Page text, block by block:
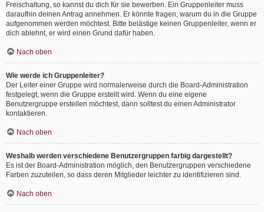
Freischaltung, so kannst du dich für sie bewerben. Ein Gruppenleiter muss
daraufhin deinen Antrag annehmen. Er könnte fragen, warum du in die Gruppe
aufgenommen werden möchtest. Bitte belästige keinen Gruppenleiter, wenn er
dich ablehnt, er wird einen Grund dafür haben.
Nach oben
Wie werde ich Gruppenleiter?
Der Leiter einer Gruppe wird normalerweise durch die Board-Administration
festgelegt, wenn die Gruppe erstellt wird. Wenn du eine eigene
Benutzergruppe erstellen möchtest, dann solltest du einen Administrator
kontaktieren.
Nach oben
Weshalb werden verschiedene Benutzergruppen farbig dargestellt?
Es ist der Board-Administration möglich, den Benutzergruppen verschiedene
Farben zuzuteilen, so dass deren Mitglieder leichter zu identifizieren sind.
Nach oben